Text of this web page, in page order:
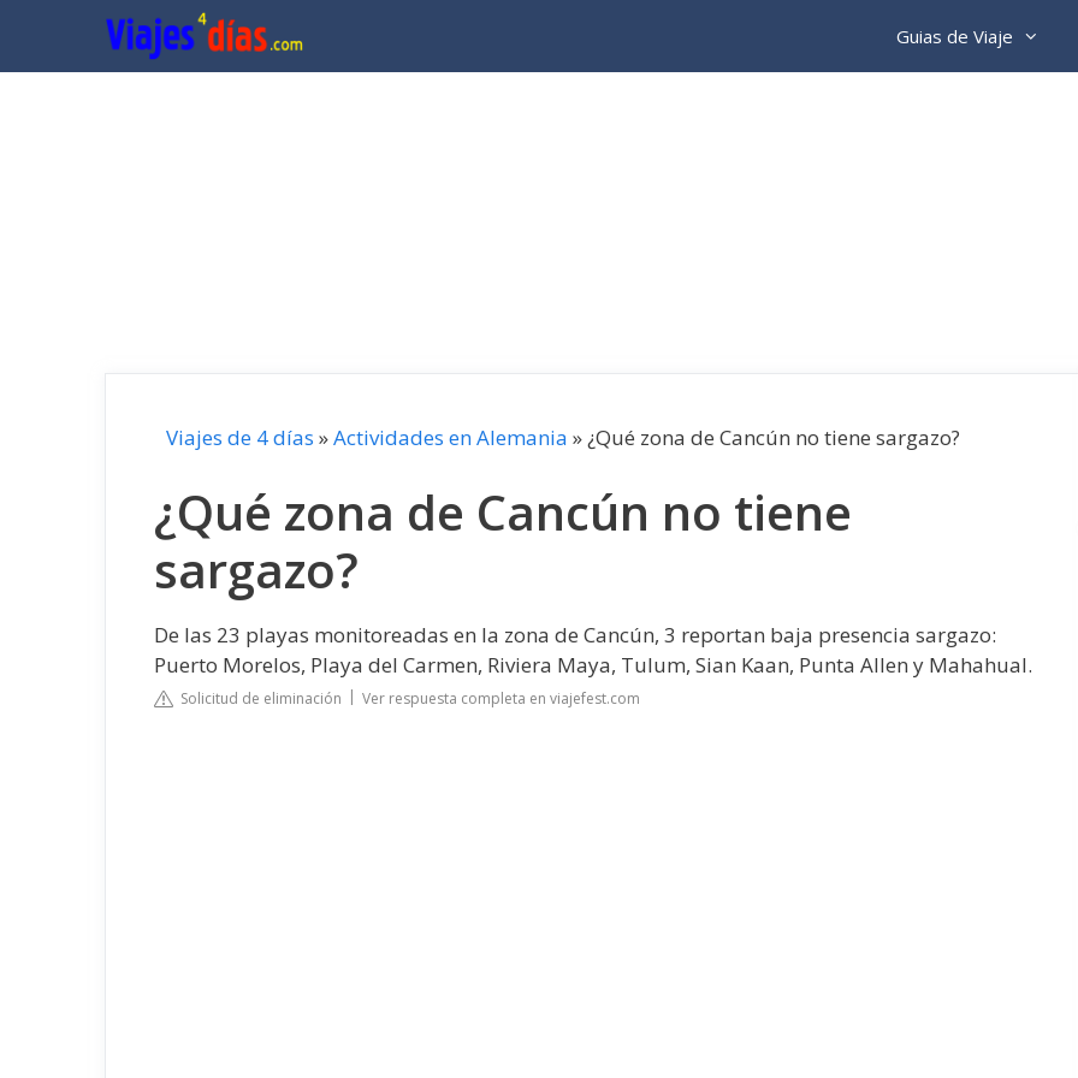
contenido
Guias de Viaje
Viajes de 4 días »Actividades en Alemania »¿Qué zona de Cancún no tiene sargazo?
¿Qué zona de Cancún no tiene
sargazo?
De las 23 playas monitoreadas en la zona de Cancún, 3 reportan baja presencia sargazo:
Puerto Morelos, Playa del Carmen, Riviera Maya, Tulum, Sian Kaan, Punta Allen y Mahahual.
Solicitud de eliminación Ver respuesta completa en viajefest.com